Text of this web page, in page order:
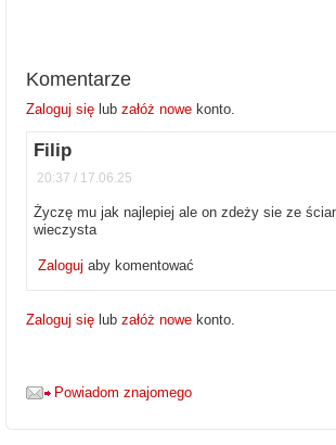
Komentarze
Zaloguj się lub załóż nowe konto.
Filip
20:37 / 17.06.25
Życzę mu jak najlepiej ale on zdeży sie ze
wieczysta
Zalogujaby komentować
Zaloguj się lub załóż nowe konto.
Powiadom znajomego